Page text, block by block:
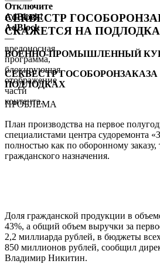
Отключите
AdBlock!
AdBlock
—
вредоносная
программа,
блокирующая
отображение
части
контента.
СЕКВЕСТР
СКАЖЕТСЯ НА
ВОЕННО-ПРОМЫШЛЕННЫЙ
СЕКВЕСТР
ПОДЛОДКАХ
ПРОБЛЕМА
План производства на первое
специалистами центра судоремонта
полностью как по оборонному
гражданского назначения.
Доля гражданской продукции в
43%, а общий объем выручки за
2,2 миллиарда рублей, в бюджеты
850 миллионов рублей, сообщил
Владимир Никитин.